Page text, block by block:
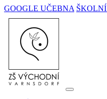
GOOGLE UČEBNA